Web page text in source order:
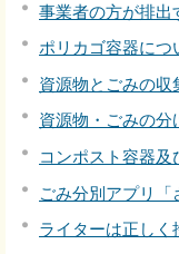
事業者の方が排出
ポリカゴ容器につ
資源物とごみの収
資源物・ごみの分
コンポスト容器
ごみ分別アプリ「
ライターは正しく